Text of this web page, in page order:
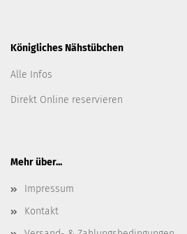
Königliches Nähstübchen
Alle Infos
Direkt Online reservieren
Mehr über...
Impressum
Kontakt